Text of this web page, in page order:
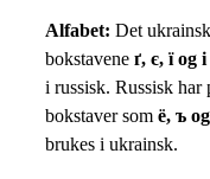
Alfabet: Det
bokstavene ґ, є, ї og і
i russisk. Russisk har
bokstaver som ё, ъ
brukes i ukrainsk.